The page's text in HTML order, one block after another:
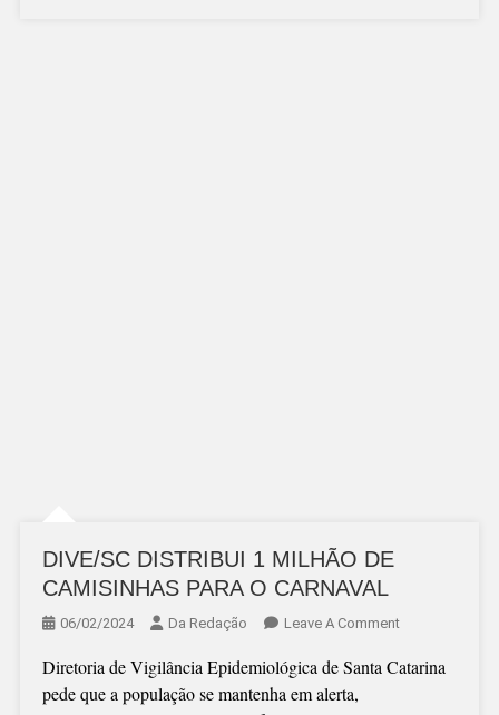
DIVE/SC DISTRIBUI 1 MILHÃO DE
CAMISINHAS PARA O CARNAVAL
06/02/2024 Da Redação Leave A CommentOn
DISTRIBUI
Diretoria de Vigilância Epidemiológica de Santa Catarina
pede que a população se mantenha em alerta,